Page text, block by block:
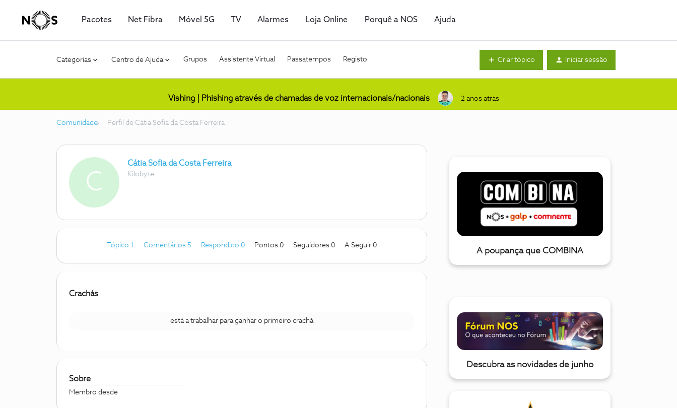
Pacotes Net Fibra Móvel 5G TV Alarmes Loja Online Porquê a NOS Ajuda
Categorias Centro de Ajuda Grupos Assistente Virtual Passatempos Registo Criar tópico Iniciar sessão
Vishing | Phishing através de chamadas de voz internacionais/nacionais 2 anos atrás
Comunidade Perfil de Cátia Sofia da Costa Ferreira
C
Cátia Sofia da Costa Ferreira
Kilobyte
Tópico 1 Comentários 5 Respondido 0 Pontos 0 Seguidores 0 A Seguir 0
Crachás
está a trabalhar para ganhar o primeiro crachá
Sobre
Membro desde
A poupança que COMBINA
Descubra as novidades de junho